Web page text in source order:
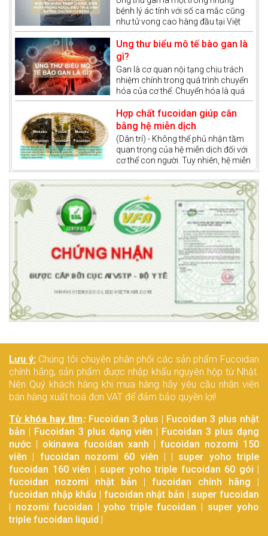
phát triển ung thư phổi và trên cơ sở
đó, chúng ta sẽ có cách phòng
ngừa căn bệnh này.
thư gan
bệnh lý ác tính với số ca mắc cũng
như tử vong cao hàng đầu tại Việt
Nam. Bệnh đang có xu hướng ngày
càng trẻ hóa, đe dọa tính mạng của
hàng triệu người nếu không được
phát hiện sớm và có phác đồ điều trị
phù hợp.
Ung thư biểu mô tế bào gan là
gì?
Gan là cơ quan nội tạng chịu trách
nhiệm chính trong quá trình chuyển
hóa của cơ thể. Chuyển hóa là quá
trình cơ thể chuyển đổi thức ăn, chất
dinh dưỡng thành năng lượng và các
hợp chất cần thiết cho sự sống. Gan
còn được xem như một “nhà máy xử
lý hóa chất” của cơ thể, giúp thải độc
tố và tổng hợp các chất quan trọng
như dịch mật, glycogen và protein
Hợp chất fucoidan giúp cân
bằng hệ miễn dịch
(Dân trí) - Không thể phủ nhận tầm
quan trọng của hệ miễn dịch đối với
cơ thể con người. Tuy nhiên, hệ miễn
dịch còn đóng vai trò quan trọng
trong việc điều trị ung thư và góp
phần tăng khả năng chiến thắng
bệnh.
Lưu ý: Chúng tôi chuyên phân phối các sản phẩm Fucoidan
chính hãng, sản phẩm được nhập khẩu nguyên hộp từ Nhật.
Nên Quý khách hàng khi mua hàng hãy yêu cầu nhân viên
bán hàng xuất hoá đơn VAT để đảm bảo quyền lợi!
Từ khóa hay tìm: Fucoidan 3 plus | Fucoidan 3 plus nhật
bản | Fucoidan 3 plus dạng viên | Fucoidan 3 plus dạng
nước | okinawa fucoidan xanh | fucoidan nozomi 150
viên | fucoidan nozomi 60 viên | | super yoho triple
fucoidan 160 viên | super yoho triple fucoidan 60 gói |
fucoidan nozomi nhật bản | fucoidan chính hãng |
fucoidan nhập khẩu | fucoidan nhật bản | super fucoidan
| nozomi fucoidan |yoho triple fucoidan | super yoho
triple fucoidan liquid |